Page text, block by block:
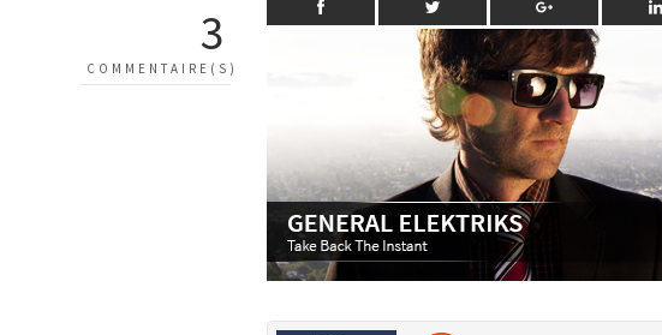
3
COMMENTAIRE(S)